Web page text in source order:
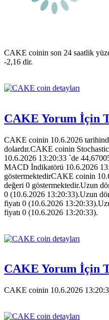
CAKE coinin son 24 saatlik
-2,16 dir.
CAKE Yorum İçin
CAKE coinin 10.6.2026
dolardır.CAKE coinin
10.6.2026 13:20:33 `de
MACD İndikatörü 10.6.2026
göstermektedirCAKE coinin
değeri 0 göstermektedir.Uzun
0 (10.6.2026 13:20:33).Uzun
fiyatı 0 (10.6.2026
fiyatı 0 (10.6.2026 13:20:33).
CAKE Yorum İçin
CAKE coinin 10.6.2026